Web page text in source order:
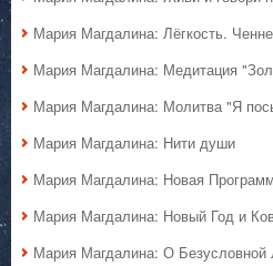
Мария Магдалина: Лёгкость.
Мария Магдалина: Медитация
Мария Магдалина: Молитва "Я
Мария Магдалина: Нити души
Мария Магдалина: Новая
Мария Магдалина: Новый Год и
Мария Магдалина: О